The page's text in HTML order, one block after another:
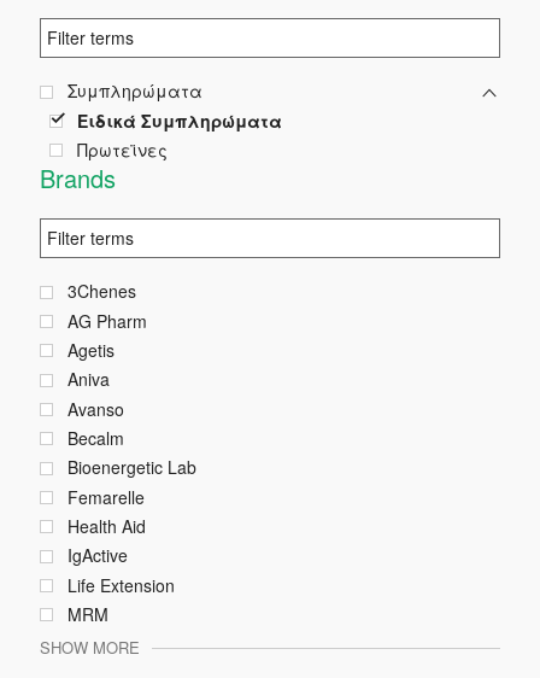
Συμπληρώματα
Ειδικά Συμπληρώματα
Πρωτεϊνες
Brands
3Chenes
AG Pharm
Agetis
Aniva
Avanso
Becalm
Bioenergetic Lab
Femarelle
Health Aid
IgActive
Life Extension
MRM
SHOW MORE